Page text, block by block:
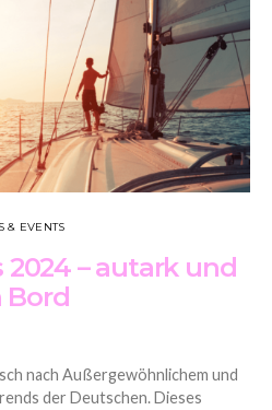
& EVENTS
2024 – autark und
Bord
nach Außergewöhnlichem und
der Deutschen. Dieses